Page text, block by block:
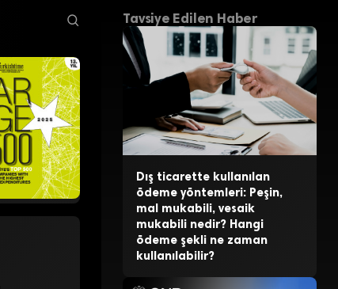
Tavsiye Edilen Haber
Dış ticarette kullanılan
ödeme yöntemleri: Peşin,
mal mukabili, vesaik
mukabili nedir? Hangi
ödeme şekli ne zaman
kullanılabilir?